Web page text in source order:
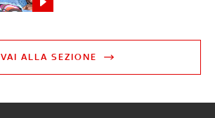
VAI ALLA SEZIONE